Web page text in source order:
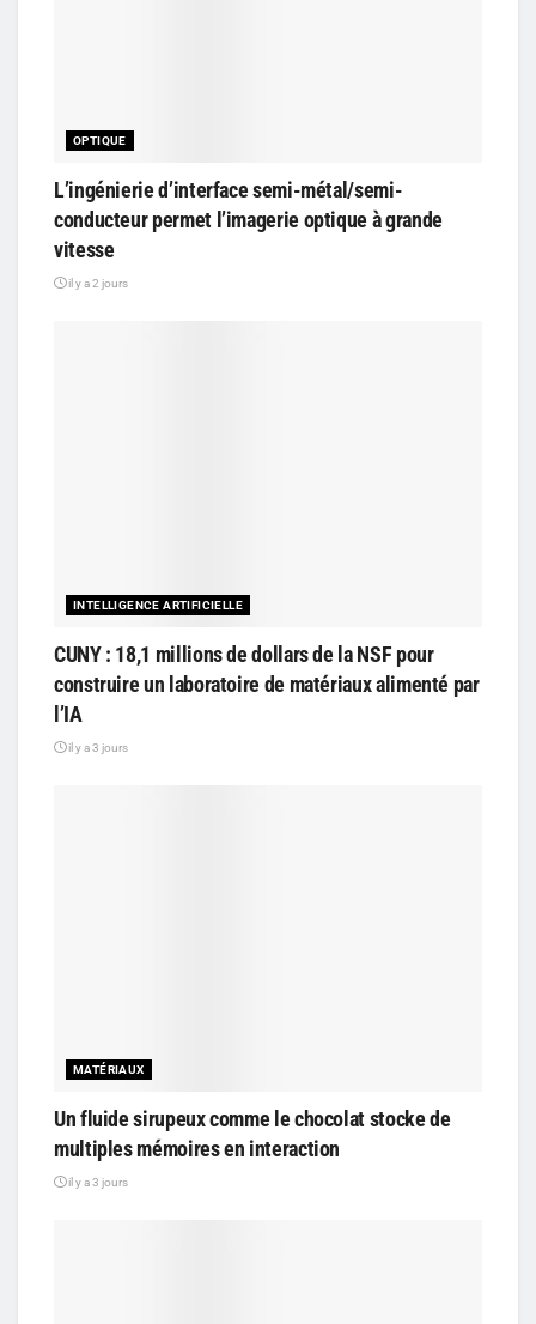
OPTIQUE
L’ingénierie d’interface semi-métal/semi-
conducteur permet l’imagerie optique à grande
vitesse
il y a 2 jours
INTELLIGENCE ARTIFICIELLE
CUNY : 18,1 millions de dollars de la NSF pour
construire un laboratoire de matériaux alimenté par
l’IA
il y a 3 jours
MATÉRIAUX
Un fluide sirupeux comme le chocolat stocke de
multiples mémoires en interaction
il y a 3 jours